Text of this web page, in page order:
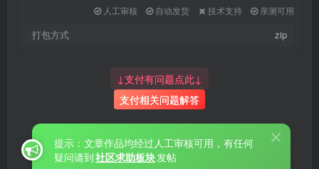
人工审核
自动发货 技术支持 亲测可用
打包方式 zip
↓支付有问题点此↓
支付相关问题解答
提示：文章作品均经过人工审核可用，有任何
疑问请到社区求助板块发帖